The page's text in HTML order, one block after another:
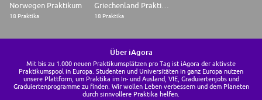
Norwegen Praktikum
18 Praktika 18 Praktika
Über iAgora
Mit bis zu 1.000 neuen Praktikumsplätzen pro Tag ist iAgora der aktivste
Praktikumspool in Europa. Studenten und Universitäten in ganz Europa nutzen
unsere Plattform, um Praktika im In- und Ausland, VIE, Graduiertenjobs und
Graduiertenprogramme zu finden. Wir wollen Leben verbessern und dem Planeten
durch sinnvollere Praktika helfen.